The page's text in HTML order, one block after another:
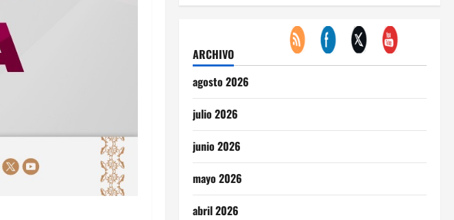
ARCHIVO
agosto 2026
julio 2026
junio 2026
mayo 2026
abril 2026